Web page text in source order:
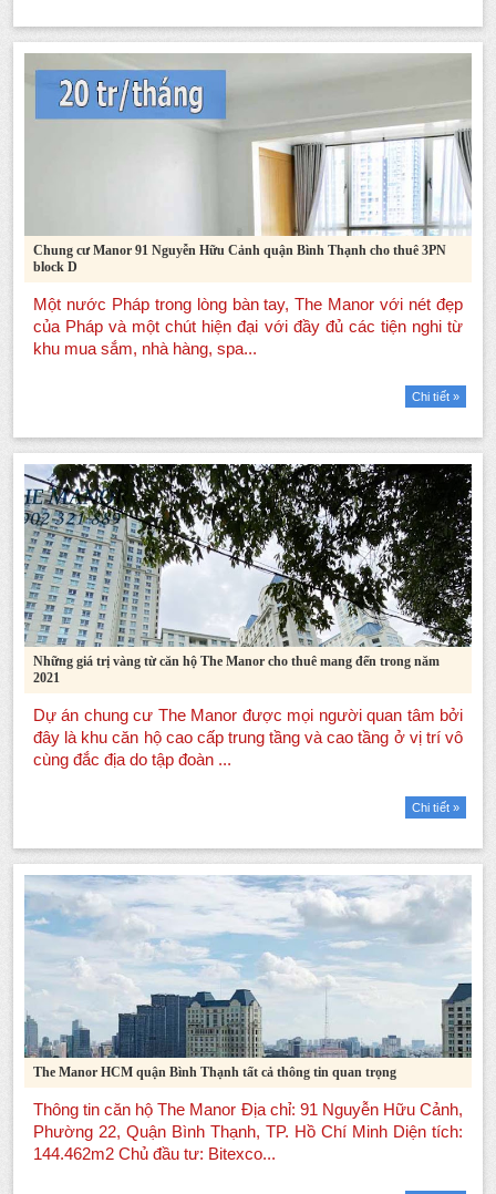
Chung cư Manor 91 Nguyễn Hữu Cảnh quận Bình Thạnh cho thuê 3PN
block D
Chi tiết »
Những giá trị vàng từ căn hộ The Manor cho thuê mang đến trong năm
2021
Chi tiết »
The Manor HCM quận Bình Thạnh tất cả thông tin quan trọng